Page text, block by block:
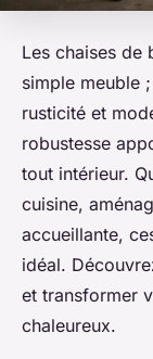
Les chaises de
simple meuble
rusticité et
robustesse
tout intérieur.
cuisine,
accueillante,
idéal.
et transformer
chaleureux.